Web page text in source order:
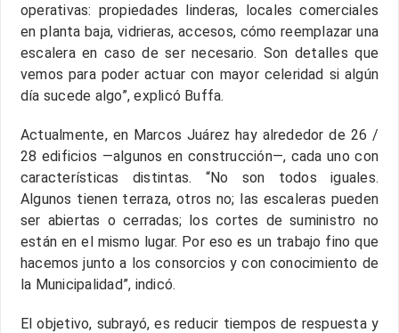
operativas: propiedades linderas, locales comerciales
en planta baja, vidrieras, accesos, cómo reemplazar una
escalera en caso de ser necesario. Son detalles que
vemos para poder actuar con mayor celeridad si algún
día sucede algo”, explicó Buffa.
Actualmente, en Marcos Juárez hay alrededor de 26 /
28 edificios —algunos en construcción—, cada uno con
características distintas. “No son todos iguales.
Algunos tienen terraza, otros no; las escaleras pueden
ser abiertas o cerradas; los cortes de suministro no
están en el mismo lugar. Por eso es un trabajo fino que
hacemos junto a los consorcios y con conocimiento de
la Municipalidad”, indicó.
El objetivo, subrayó, es reducir tiempos de respuesta y